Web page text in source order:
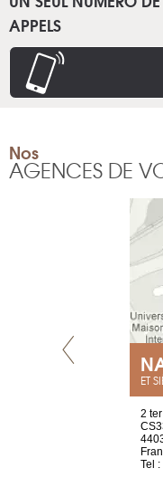
APPELS
Nos
AGENCES DE
ET
2
Tel